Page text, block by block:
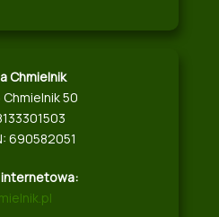
Chmielnik
50
690582051